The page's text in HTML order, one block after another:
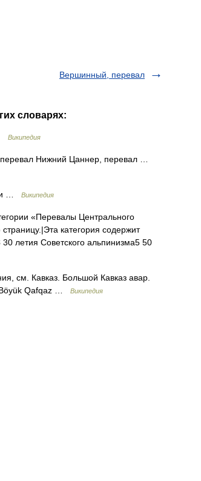
Вершинный, перевал
словарях:
Википедия
Нижний Цаннер, перевал …
… Википедия
«Перевалы Центрального
категория содержит
летия Советского альпинизма5 50
см. Кавказ. Большой Кавказ авар.
Böyük Qafqaz …
Википедия